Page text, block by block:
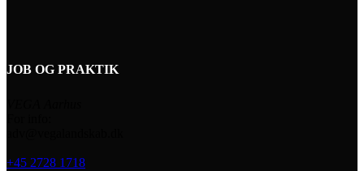
JOB OG PRAKTIK
+45 2728 1718